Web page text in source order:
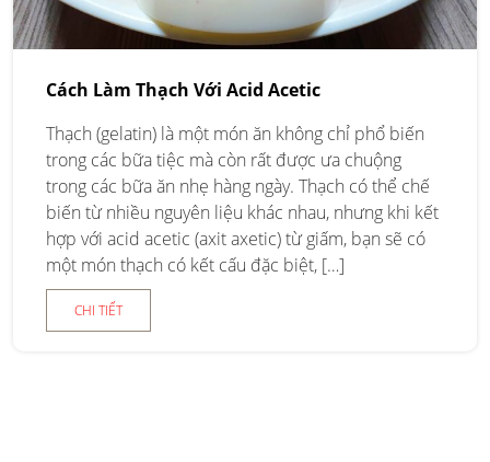
Cách Làm Thạch Với Acid Acetic
Thạch (gelatin) là một món ăn không chỉ phổ biến
trong các bữa tiệc mà còn rất được ưa chuộng
trong các bữa ăn nhẹ hàng ngày. Thạch có thể chế
biến từ nhiều nguyên liệu khác nhau, nhưng khi kết
hợp với acid acetic (axit axetic) từ giấm, bạn sẽ có
một món thạch có kết cấu đặc biệt, […]
CHI TIẾT